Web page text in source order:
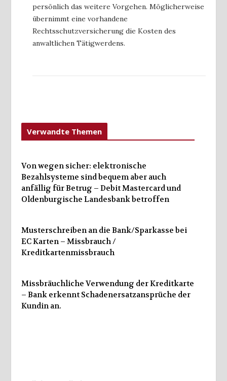
persönlich das weitere Vorgehen. Möglicherweise
übernimmt eine vorhandene
Rechtsschutzversicherung die Kosten des
anwaltlichen Tätigwerdens.
Verwandte Themen
Von wegen sicher: elektronische
Bezahlsysteme sind bequem aber auch
anfällig für Betrug – Debit Mastercard und
Oldenburgische Landesbank betroffen
Musterschreiben an die Bank/Sparkasse bei
EC Karten – Missbrauch /
Kreditkartenmissbrauch
Missbräuchliche Verwendung der Kreditkarte
– Bank erkennt Schadenersatzansprüche der
Kundin an.